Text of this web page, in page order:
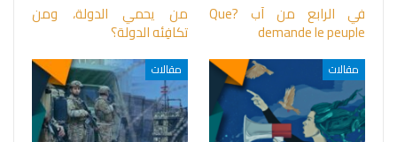
في الرابع من آب ?Que
demande le peuple
من يحمي الدولة، ومن
تكافِئه الدولة؟
مقالات مقالات